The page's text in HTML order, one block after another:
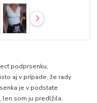
podprsenku,
aj v prípade, že rady
je v podstate
len som ju predlžila.